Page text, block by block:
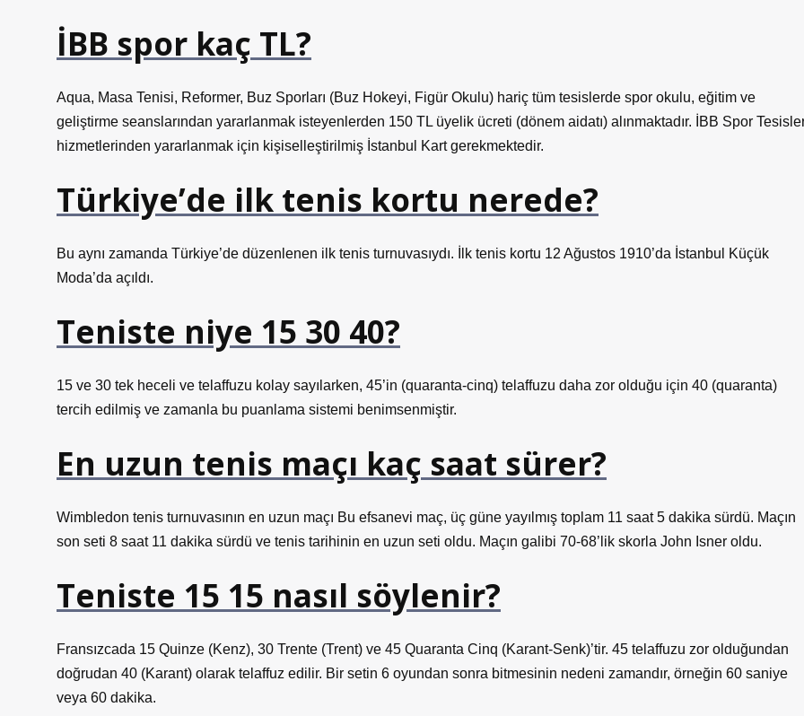
İBB spor kaç TL?
Aqua, Masa Tenisi, Reformer, Buz Sporları (Buz Hokeyi, Figür Okulu) hariç tüm tesislerde spor okulu, eğitim ve
geliştirme seanslarından yararlanmak isteyenlerden 150 TL üyelik ücreti (dönem aidatı) alınmaktadır. İBB Spor
hizmetlerinden yararlanmak için kişiselleştirilmiş İstanbul Kart gerekmektedir.
Türkiye’de ilk tenis kortu nerede?
Bu aynı zamanda Türkiye’de düzenlenen ilk tenis turnuvasıydı. İlk tenis kortu 12 Ağustos 1910’da İstanbul Küçük
Moda’da açıldı.
Teniste niye 15 30 40?
15 ve 30 tek heceli ve telaffuzu kolay sayılarken, 45’in (quaranta-cinq) telaffuzu daha zor olduğu için 40 (quaranta)
tercih edilmiş ve zamanla bu puanlama sistemi benimsenmiştir.
En uzun tenis maçı kaç saat sürer?
Wimbledon tenis turnuvasının en uzun maçı Bu efsanevi maç, üç güne yayılmış toplam 11 saat 5 dakika sürdü. Maçın
son seti 8 saat 11 dakika sürdü ve tenis tarihinin en uzun seti oldu. Maçın galibi 70-68’lik skorla John Isner oldu.
Teniste 15 15 nasıl söylenir?
Fransızcada 15 Quinze (Kenz), 30 Trente (Trent) ve 45 Quaranta Cinq (Karant-Senk)’tir. 45 telaffuzu zor olduğundan
doğrudan 40 (Karant) olarak telaffuz edilir. Bir setin 6 oyundan sonra bitmesinin nedeni zamandır, örneğin 60 saniye
veya 60 dakika.